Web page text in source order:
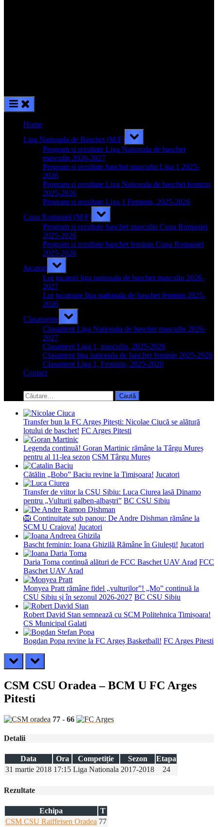
Home
Liga Nationala de Baschet (M/F)
Toggle
sub-
menu
Program si rezultate Liga Nationala de baschet
masculin 2026-2027
Program si rezultate baschet masculin Liga 1 2025-
2026
Program si rezultate Liga Nationala de baschet feminin
2025-2026
Program si rezultate Liga 1 Feminin, 2025-2026
Cupa Romaniei (M/F)
Toggle
sub-
menu
Program si rezultate baschet masculin Cupa Romaniei
2025-2026
Program si rezultate baschet feminin Cupa Romaniei
2025-2026
Jucatori
Toggle
sub-
menu
Lot jucatori liga nationala de baschet masculin 2026-
2027
Lot jucatoare liga nationala de baschet feminin 2025-
2026
Clasamente
Toggle
sub-
menu
Clasament Liga Nationala de baschet masculin 2026-
2027
Clasament Liga 1, masculin, 2025-2026
Clasament liga nationala de baschet feminin 2025-2026
Clasament Liga 1, Feminin, 2025-2026
Contact
search
form
Caută
după:
Transfer bun la FC Argeș Pitești: Nicolae Ciucă se alătură
lotului de baschet! FC Arges Pitesti
Legenda continuă! Goran Martinic rămâne la Târgu Mureș
pentru al 11-lea sezon CSM Târgu Mureș
Cătălin „Bobo” Baciu revine la Timișoara! Jucatori
Transfer de viitor la CSU Sibiu: Luca Ciurea lasă Dinamo
pentru „Vulturii galben-albaștri” BC CSU Sibiu
🦁 Continuitate sub panou: De Andre Dishman rămâne la
SCM U Craiova! Jucatori
Bascht feminin: Ioana Ghizilă Rămâne în Giulești! Jucatori
Daria Toma continuă alături de FCC Baschet UAV Arad FCC
Baschet UAV Arad
Monyea Pratt rămâne fidel „vulturilor”! „Mo” continuă la
CSU Sibiu și în sezonul 2026-2027 BC CSU Sibiu
Robert David Stan semnează cu SCM Politehnica Timișoara!
CS Municipal Galati
Bogdan Popa revine la FC Argeș Basketball! FC Arges Pitesti
prev next
CSM CSU Oradea – BCM U FC Arges
Pitesti
77 - 66
Detalii
Data Ora Competiție Sezon
Etapa
31 martie 2018 17:15 Liga Nationala 2017-2018 24
Rezultate
Echipa
T
CSM CSU Raiffeisen Oradea 77